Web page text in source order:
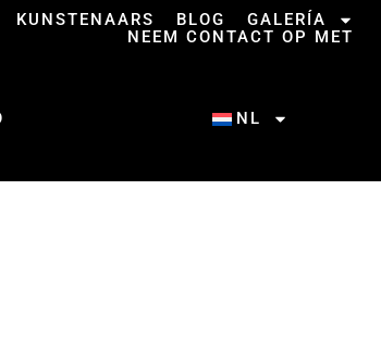
KUNSTENAARS BLOG
GALERÍA
NEEM CONTACT OP MET
NL